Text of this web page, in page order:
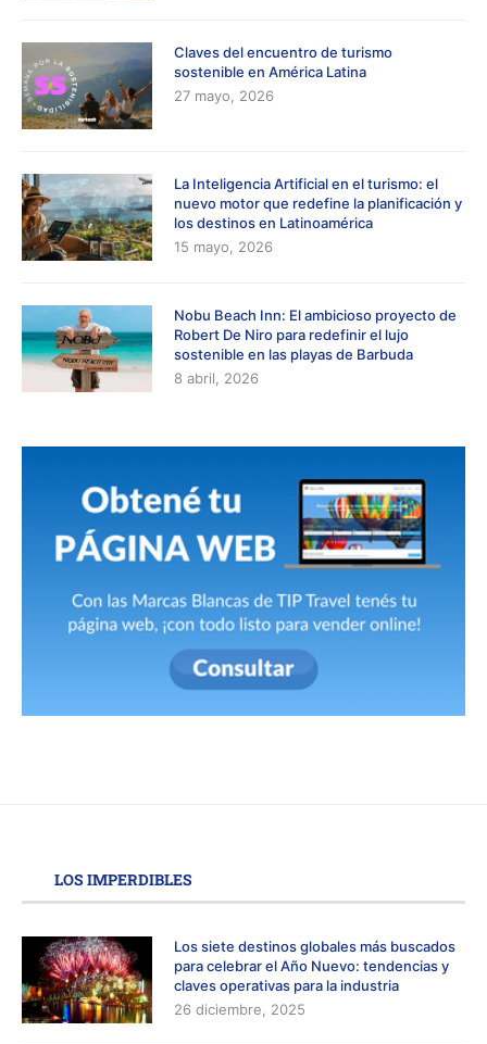
Claves del encuentro de turismo
sostenible en América Latina
27 mayo, 2026
La Inteligencia Artificial en el turismo: el
nuevo motor que redefine la planificación y
los destinos en Latinoamérica
15 mayo, 2026
Nobu Beach Inn: El ambicioso proyecto de
Robert De Niro para redefinir el lujo
sostenible en las playas de Barbuda
8 abril, 2026
LOS IMPERDIBLES
Los siete destinos globales más buscados
para celebrar el Año Nuevo: tendencias y
claves operativas para la industria
26 diciembre, 2025